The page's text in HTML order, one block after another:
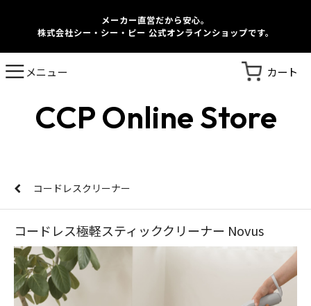
メーカー直営だから安心。
株式会社シー・シー・ピー 公式オンラインショップです。
メニュー カート
CCP Online Store
コードレスクリーナー
コードレス極軽スティッククリーナー Novus